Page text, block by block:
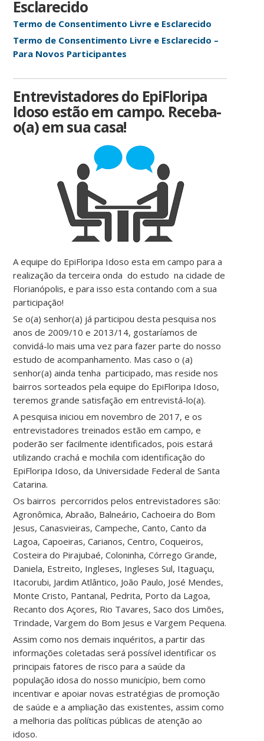
Esclarecido
Termo de Consentimento Livre e Esclarecido
Termo de Consentimento Livre e Esclarecido –
Para Novos Participantes
Entrevistadores do EpiFloripa
Idoso estão em campo. Receba-
o(a) em sua casa!
A equipe do EpiFloripa Idoso esta em campo para a
realização da terceira onda do estudo na cidade de
Florianópolis, e para isso esta contando com a sua
participação!
Se o(a) senhor(a) já participou desta pesquisa nos
anos de 2009/10 e 2013/14, gostaríamos de
convidá-lo mais uma vez para fazer parte do nosso
estudo de acompanhamento. Mas caso o (a)
senhor(a) ainda tenha participado, mas reside nos
bairros sorteados pela equipe do EpiFloripa Idoso,
teremos grande satisfação em entrevistá-lo(a).
A pesquisa iniciou em novembro de 2017, e os
entrevistadores treinados estão em campo, e
poderão ser facilmente identificados, pois estará
utilizando crachá e mochila com identificação do
EpiFloripa Idoso, da Universidade Federal de Santa
Catarina.
Os bairros percorridos pelos entrevistadores são:
Agronômica, Abraão, Balneário, Cachoeira do Bom
Jesus, Canasvieiras, Campeche, Canto, Canto da
Lagoa, Capoeiras, Carianos, Centro, Coqueiros,
Costeira do Pirajubaé, Coloninha, Córrego Grande,
Daniela, Estreito, Ingleses, Ingleses Sul, Itaguaçu,
Itacorubi, Jardim Atlântico, João Paulo, José Mendes,
Monte Cristo, Pantanal, Pedrita, Porto da Lagoa,
Recanto dos Açores, Rio Tavares, Saco dos Limões,
Trindade, Vargem do Bom Jesus e Vargem Pequena.
Assim como nos demais inquéritos, a partir das
informações coletadas será possível identificar os
principais fatores de risco para a saúde da
população idosa do nosso município, bem como
incentivar e apoiar novas estratégias de promoção
de saúde e a ampliação das existentes, assim como
a melhoria das políticas públicas de atenção ao
idoso.